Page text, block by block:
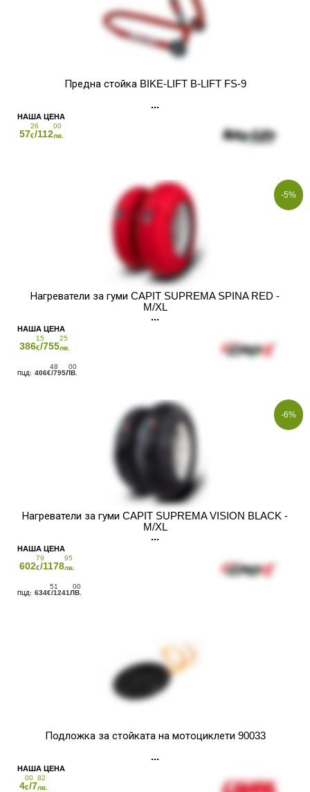
Предна стойка BIKE-LIFT B-LIFT FS-9
57
26
€/112
00
лв.
-5%
Нагреватели за гуми CAPIT SUPREMA SPINA RED -
M/XL
386
15
€/755
25
лв.
406
48
€/795
00
ЛВ.
-6%
Нагреватели за гуми CAPIT SUPREMA VISION BLACK -
M/XL
602
79
€/1178
95
лв.
634
51
€/1241
00
ЛВ.
Подложка за стойката на мотоциклети 90033
4
00
€/7
82
лв.